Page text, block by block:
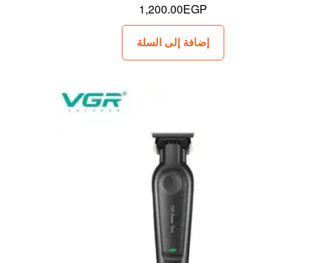
1,200.00EGP
إضافة إلى السلة